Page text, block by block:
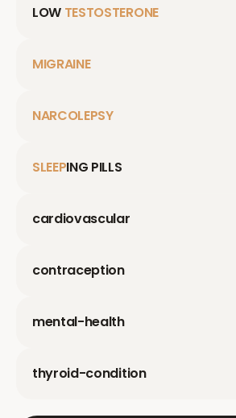
LOW TESTOSTERONE
MIGRAINE
NARCOLEPSY
SLEEPING PILLS
cardiovascular
contraception
mental-health
thyroid-condition